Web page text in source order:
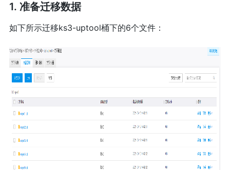
1. 准备迁移数据
如下所示迁移ks3-uptool桶下的6个文件：